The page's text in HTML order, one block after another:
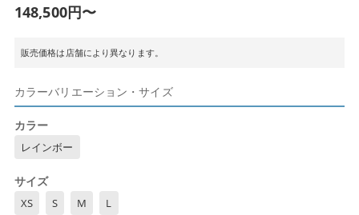
148,500円〜
販売価格は店舗により異なります。
カラーバリエーション・サイズ
カラー
レインボー
サイズ
XS S M L